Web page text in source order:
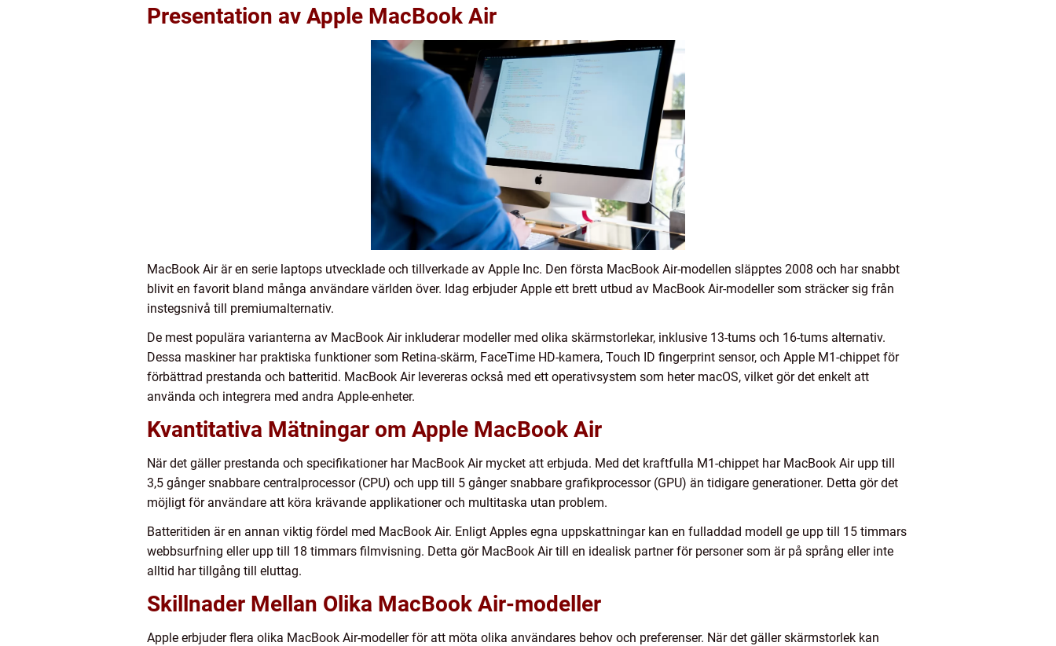
Presentation av Apple MacBook Air
MacBook Air är en serie laptops utvecklade och tillverkade av Apple Inc. Den första MacBook Air-modellen släpptes 2008 och har snabbt
blivit en favorit bland många användare världen över. Idag erbjuder Apple ett brett utbud av MacBook Air-modeller som sträcker sig från
instegsnivå till premiumalternativ.
De mest populära varianterna av MacBook Air inkluderar modeller med olika skärmstorlekar, inklusive 13-tums och 16-tums alternativ.
Dessa maskiner har praktiska funktioner som Retina-skärm, FaceTime HD-kamera, Touch ID fingerprint sensor, och Apple M1-chippet för
förbättrad prestanda och batteritid. MacBook Air levereras också med ett operativsystem som heter macOS, vilket gör det enkelt att
använda och integrera med andra Apple-enheter.
Kvantitativa Mätningar om Apple MacBook Air
När det gäller prestanda och specifikationer har MacBook Air mycket att erbjuda. Med det kraftfulla M1-chippet har MacBook Air upp till
3,5 gånger snabbare centralprocessor (CPU) och upp till 5 gånger snabbare grafikprocessor (GPU) än tidigare generationer. Detta gör det
möjligt för användare att köra krävande applikationer och multitaska utan problem.
Batteritiden är en annan viktig fördel med MacBook Air. Enligt Apples egna uppskattningar kan en fulladdad modell ge upp till 15 timmars
webbsurfning eller upp till 18 timmars filmvisning. Detta gör MacBook Air till en idealisk partner för personer som är på språng eller inte
alltid har tillgång till eluttag.
Skillnader Mellan Olika MacBook Air-modeller
Apple erbjuder flera olika MacBook Air-modeller för att möta olika användares behov och preferenser. När det gäller skärmstorlek kan